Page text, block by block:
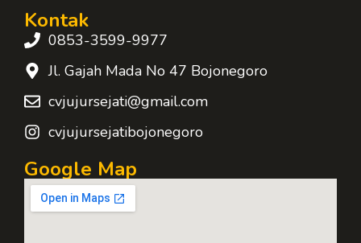
Kontak
0853-3599-9977
Jl. Gajah Mada No 47 Bojonegoro
cvjujursejati@gmail.com
cvjujursejatibojonegoro
Google Map